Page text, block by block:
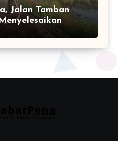
Jalan Tamban